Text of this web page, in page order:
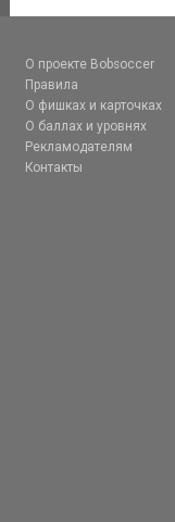
О проекте Bobsoccer
Правила
О фишках и карточках
О баллах и уровнях
Рекламодателям
Контакты